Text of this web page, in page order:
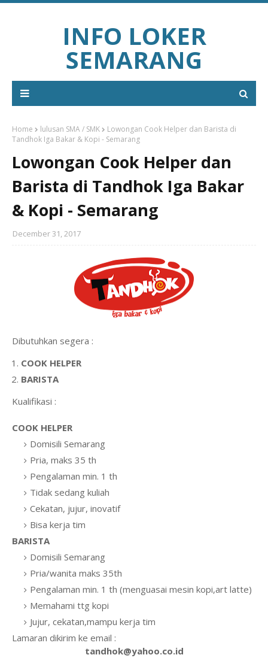
INFO LOKER
SEMARANG
Home lulusan SMA / SMK
Lowongan Cook Helper dan Barista di
Tandhok Iga Bakar & Kopi - Semarang
Lowongan Cook Helper dan
Barista di Tandhok Iga Bakar
& Kopi - Semarang
December 31, 2017
Dibutuhkan segera :
COOK HELPER
BARISTA
Kualifikasi :
COOK HELPER
Domisili Semarang
Pria, maks 35 th
Pengalaman min. 1 th
Tidak sedang kuliah
Cekatan, jujur, inovatif
Bisa kerja tim
BARISTA
Domisili Semarang
Pria/wanita maks 35th
Pengalaman min. 1 th (menguasai mesin kopi,art latte)
Memahami ttg kopi
Jujur, cekatan,mampu kerja tim
Lamaran dikirim ke email :
tandhok@yahoo.co.id